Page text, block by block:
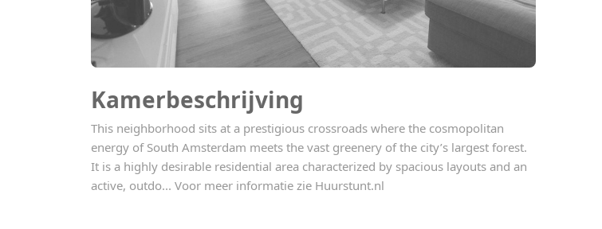
Kamerbeschrijving
This neighborhood sits at a prestigious crossroads where the cosmopolitan
energy of South Amsterdam meets the vast greenery of the city’s largest forest.
It is a highly desirable residential area characterized by spacious layouts and an
active, outdo... Voor meer informatie zie Huurstunt.nl